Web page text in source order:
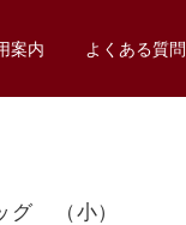
案内 よくある質問
グ （小）